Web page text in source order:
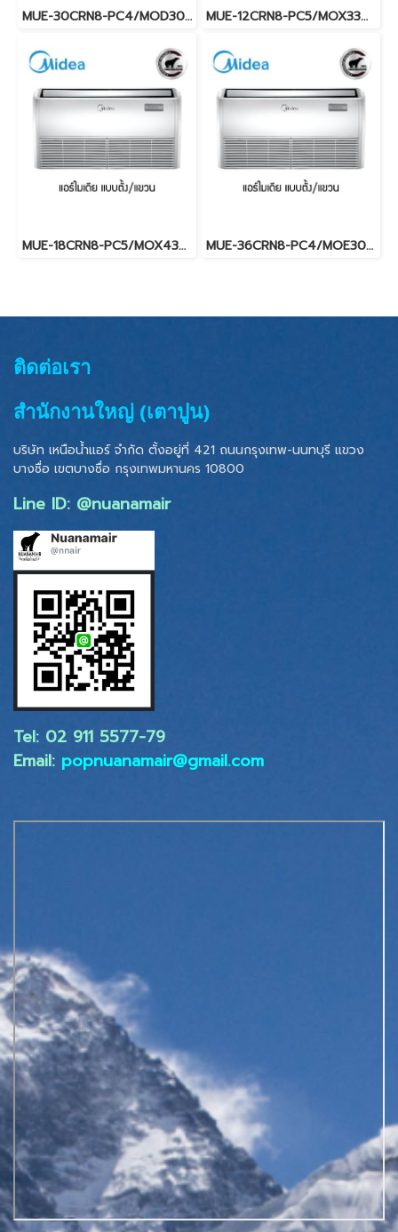
MUE-30CRN8-PC4/MOD30U-30CN8-PC4 (220V.) Midea รุ่นแขวนใต้ฝ้าเพดาน Fixed Speed น้ำยา R32 พร้อมบริการติดตั้ง MUE-12CRN8-PC5/MOX330U-12CN8-PC5 (220V.) Midea รุ่นแขวนใต้ฝ้าเพดาน Fixed Speed น้ำยา R32 พร้อมบริการติดตั้ง
MUE-18CRN8-PC5/MOX430U-18CN8-PC5 (220V.) Midea รุ่นแขวนใต้ฝ้าเพดาน Fixed Speed น้ำยา R32 พร้อมบริการติดตั้ง MUE-36CRN8-PC4/MOE30U-36CN8-PC4 (220V.) Midea รุ่นแขวนใต้ฝ้าเพดาน Fixed Speed น้ำยา R32 พร้อมบริการติดตั้ง
ติดต่อเรา
สำนักงานใหญ่ (เตาปูน)
บริษัท เหนือน้ำแอร์ จำกัด ตั้งอยู่ที่ 421 ถนนกรุงเทพ-นนทบุรี แขวง
บางซื่อ เขตบางซื่อ กรุงเทพมหานคร 10800
Line ID: @nuanamair
Tel: 02 ​911 5577-79
Email: popnuanamair@gmail.com